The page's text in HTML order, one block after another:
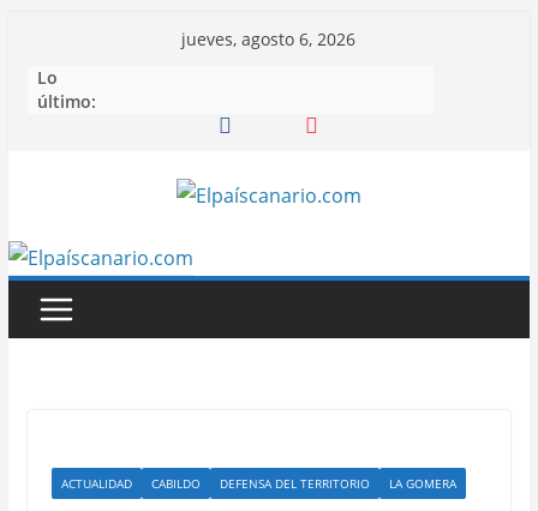
contenido
jueves, agosto 6, 2026
Lo
último:
ACTUALIDAD CABILDO DEFENSA DEL TERRITORIO LA GOMERA